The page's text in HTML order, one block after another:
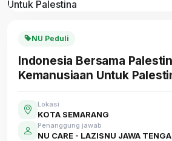
NU Peduli
Indonesia Bersama
Kemanusiaan Untuk
Lokasi
KOTA SEMARANG
Penanggung jawab
NU CARE - LAZISNU JAWA